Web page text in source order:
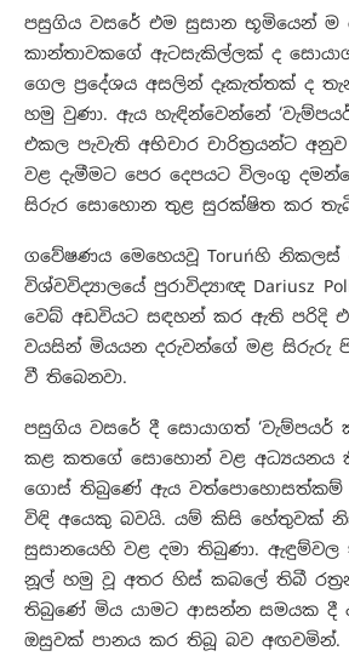
පසුගිය වසරේ එම සුසාන භූමියෙන් ම
කාන්තාවකගේ ඇටසැකිල්ලක් ද
ගෙල ප්‍රදේශය අසලින් දෑකැත්තක් ද
හමු වුණා. ඇය හැඳින්වෙන්නේ
එකල පැවැති අභිචාර චාරිත්‍රයන්ට
වළ දැමීමට පෙර දෙපයට විලංගු
සිරුර සොහොන තුළ සුරක්ෂිත කර
ගවේෂණය මෙහෙයවූ Toruńහි
විශ්වවිද්‍යාලයේ පුරාවිද්‍යාඥ Dariusz
වෙබ් අඩවියට සඳහන් කර ඇති පරිදි
වයසින් මියයන දරුවන්ගේ මළ සිරුරු
වී තිබෙනවා.
පසුගිය වසරේ දී සොයාගත් ‘වැම්පයර්
කළ කතගේ සොහොන් වළ අධ්‍යයනය
ගොස් තිබුණේ ඇය වත්පොහොසත්කම්
විඳි අයෙකු බවයි. යම් කිසි හේතුවක්
සුසානයෙහි වළ දමා ති‍බුණා. ඇඳුම්වල
නූල් හමු වූ අතර හිස් කබලේ තිබී
තිබුණේ මිය යාමට ආසන්න සමයක දී
ඔසුවක් පානය කර තිබූ බව අඟවමින්.